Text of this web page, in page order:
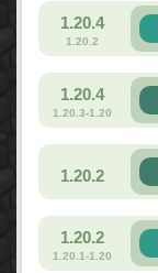
1.20.4
1.20.2
1.20.4
1.20.3-1.20
1.20.2
1.20.2
1.20.1-1.20